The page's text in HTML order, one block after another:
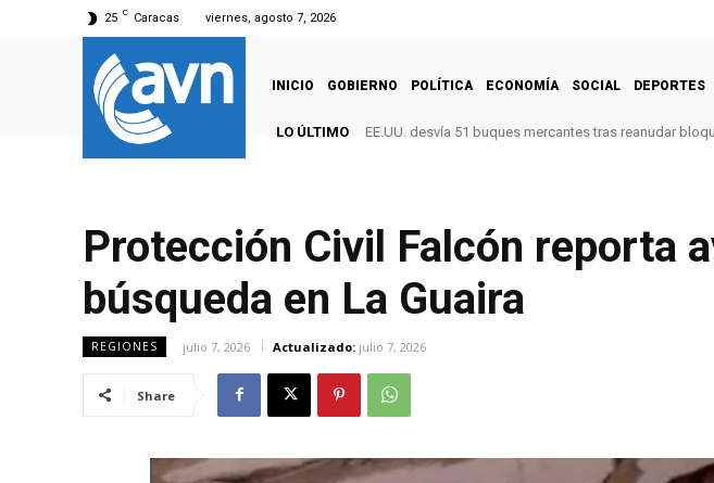
25 C Caracas viernes, agosto 7, 2026
INICIO GOBIERNO POLÍTICA ECONOMÍA SOCIAL DEPORTES
LO ÚLTIMO EE.UU. desvía 51 buques mercantes tras reanudar
Protección Civil Falcón reporta
búsqueda en La Guaira
REGIONES julio 7, 2026 Actualizado: julio 7, 2026
Share